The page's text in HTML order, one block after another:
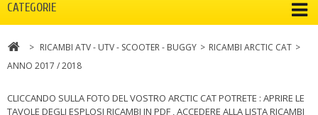
CATEGORIE
> RICAMBI ATV - UTV - SCOOTER - BUGGY > RICAMBI ARCTIC CAT >
ANNO 2017 / 2018
CLICCANDO SULLA FOTO DEL VOSTRO ARCTIC CAT POTRETE : APRIRE LE
TAVOLE DEGLI ESPLOSI RICAMBI IN PDF , ACCEDERE ALLA LISTA RICAMBI